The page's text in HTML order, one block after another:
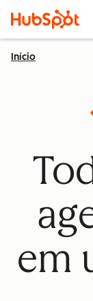
Início
em